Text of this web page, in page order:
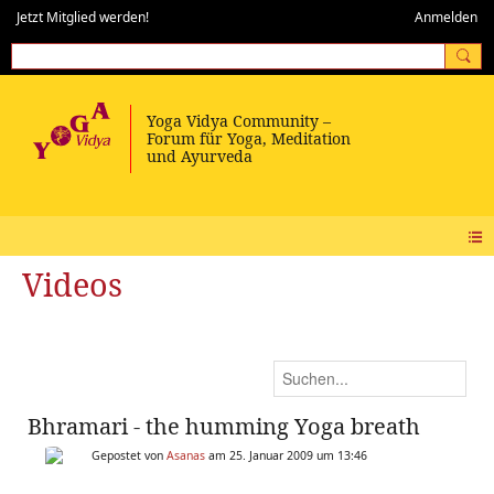
Jetzt Mitglied werden! Anmelden
Videos
Bhramari - the humming Yoga breath
Gepostet von Asanas am 25. Januar 2009 um 13:46